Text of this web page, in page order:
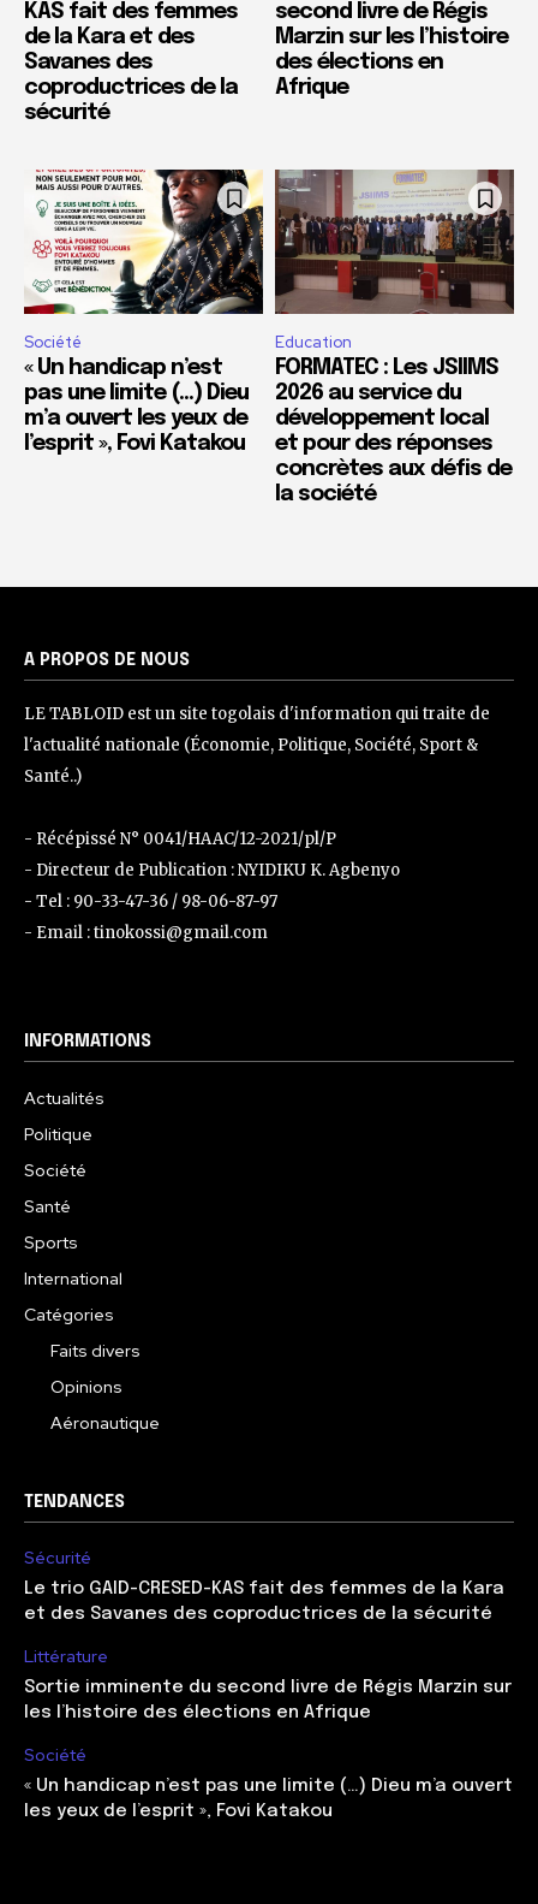
KAS fait des femmes
de la Kara et des
Savanes des
coproductrices de la
sécurité
second livre de Régis
Marzin sur les l’histoire
des élections en
Afrique
Société
« Un handicap n’est
pas une limite (…) Dieu
m’a ouvert les yeux de
l’esprit », Fovi Katakou
Education
FORMATEC : Les JSIIMS
2026 au service du
développement local
et pour des réponses
concrètes aux défis de
la société
A PROPOS DE NOUS
LE TABLOID est un site togolais d'information qui traite de
l'actualité nationale (Économie, Politique, Société, Sport &
Santé..)
- Récépissé N° 0041/HAAC/12-2021/pl/P
- Directeur de Publication : NYIDIKU K. Agbenyo
- Tel : 90-33-47-36 / 98-06-87-97
- Email : tinokossi@gmail.com
INFORMATIONS
Actualités
Politique
Société
Santé
Sports
International
Catégories
Faits divers
Opinions
Aéronautique
TENDANCES
Sécurité
Le trio GAID-CRESED-KAS fait des femmes de la Kara
et des Savanes des coproductrices de la sécurité
Littérature
Sortie imminente du second livre de Régis Marzin sur
les l’histoire des élections en Afrique
Société
« Un handicap n’est pas une limite (…) Dieu m’a ouvert
les yeux de l’esprit », Fovi Katakou